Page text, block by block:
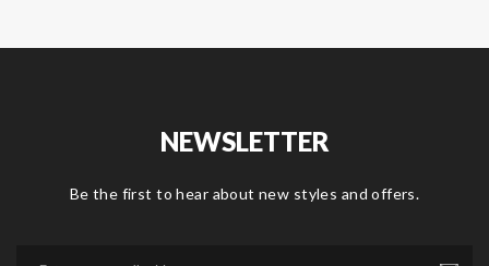
NEWSLETTER
Be the first to hear about new styles and offers.